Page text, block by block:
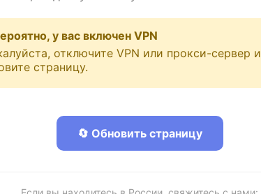
у вас включен VPN
отключите VPN или прокси-сервер и
страницу.
🔄 Обновить страницу